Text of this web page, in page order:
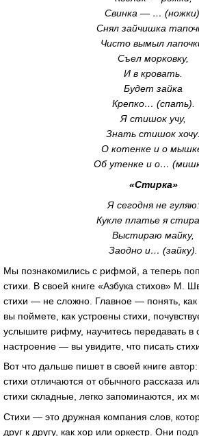
Свинка — …
Снял зайчишка
Чисто вымыл
Съел морковку,
И в кровать.
Будет зайка
Крепко… (спать).
Я стишок учу,
Знать стишок
О котенке и о
Об утенке и о…
«Стирка»
Я сегодня не гуляю:
Кукле платье я
Выстираю майку,
Заодно и… (зайку).
Мы познакомились с рифмой, а теперь
стихи. В своей книге «Азбука стихов» М.
стихи — не сложно. Главное — понять, как
вы поймете, как устроены стихи,
услышите рифму, научитесь передавать в
настроение — вы увидите, что писать
Вот что дальше пишет в своей книге
стихи отличаются от обычного рассказа
стихи складные, легко запоминаются, их
Стихи — это дружная компания слов,
друг к другу, как хор или оркестр. Они